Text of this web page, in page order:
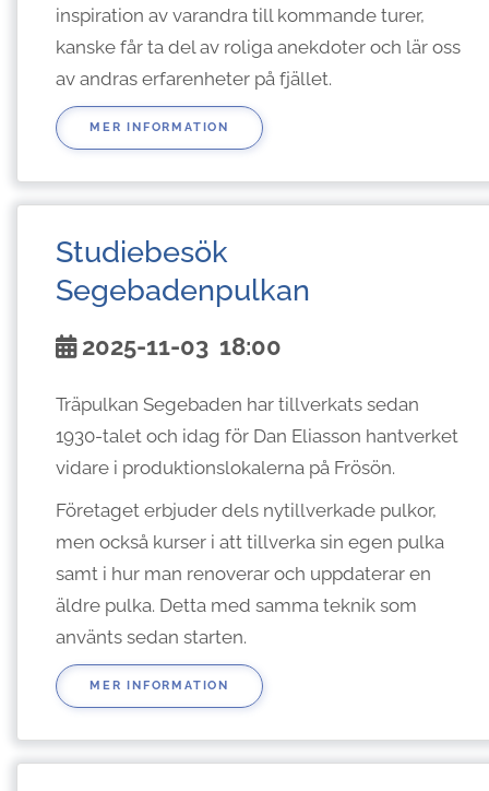
inspiration av varandra till kommande turer,
kanske får ta del av roliga anekdoter och lär oss
av andras erfarenheter på fjället.
MER INFORMATION
Studiebesök
Segebadenpulkan
2025-11-03 18:00
Träpulkan Segebaden har tillverkats sedan
1930-talet och idag för Dan Eliasson hantverket
vidare i produktionslokalerna på Frösön.
Företaget erbjuder dels nytillverkade pulkor,
men också kurser i att tillverka sin egen pulka
samt i hur man renoverar och uppdaterar en
äldre pulka. Detta med samma teknik som
använts sedan starten.
MER INFORMATION